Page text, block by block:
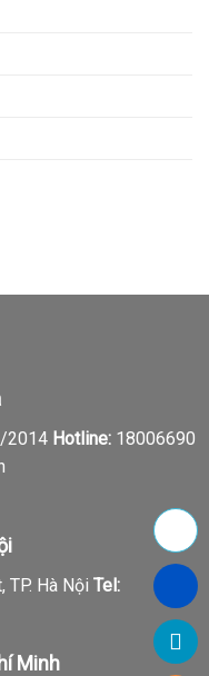
Hotline:18006690
TP. Hà Nội Tel:
Minh